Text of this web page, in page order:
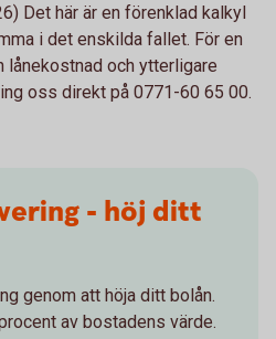
Det här är en förenklad kalkyl
i det enskilda fallet. För en
lånekostnad och ytterligare
oss direkt på 0771-60 65 00.
- höj ditt
genom att höja ditt bolån.
av bostadens värde.